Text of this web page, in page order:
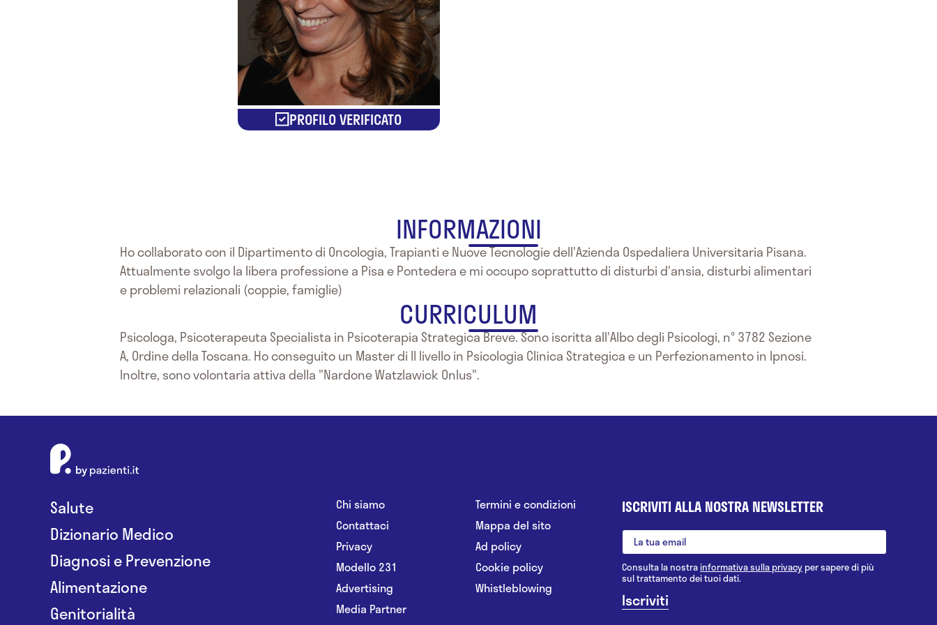
PROFILO VERIFICATO
INFORMAZIONI
Ho collaborato con il Dipartimento di Oncologia, Trapianti e Nuove Tecnologie dell'Azienda Ospedaliera Universitaria Pisana.
Attualmente svolgo la libera professione a Pisa e Pontedera e mi occupo soprattutto di disturbi d'ansia, disturbi alimentari
e problemi relazionali (coppie, famiglie)
CURRICULUM
Psicologa, Psicoterapeuta Specialista in Psicoterapia Strategica Breve. Sono iscritta all'Albo degli Psicologi, n° 3782 Sezione
A, Ordine della Toscana. Ho conseguito un Master di II livello in Psicologia Clinica Strategica e un Perfezionamento in Ipnosi.
Inoltre, sono volontaria attiva della "Nardone Watzlawick Onlus".
Salute
Dizionario Medico
Diagnosi e Prevenzione
Alimentazione
Genitorialità
Chi siamo
Contattaci
Privacy
Modello 231
Advertising
Media Partner
Termini e condizioni
Mappa del sito
Ad policy
Cookie policy
Whistleblowing
ISCRIVITI ALLA NOSTRA NEWSLETTER
Consulta la nostrainformativa sulla privacy per sapere di più
sul trattamento dei tuoi dati.